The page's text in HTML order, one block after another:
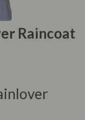
Raincoat